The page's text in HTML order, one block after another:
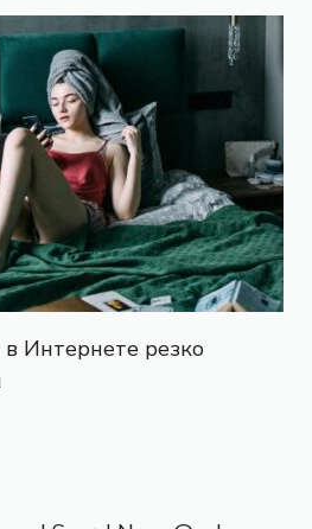
Интернете резко